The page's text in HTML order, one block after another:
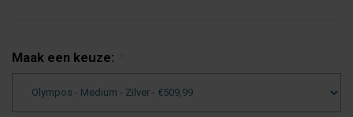
Maak een keuze: